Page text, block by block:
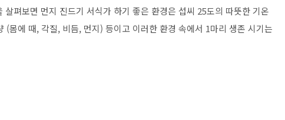
펴보면 먼지 진드기 서식가 하기 좋은 환경은 섭씨 25도의 따뜻한 기온
(몸에 때, 각질, 비듬, 먼지) 등이고 이러한 환경 속에서 1마리 생존 시기는